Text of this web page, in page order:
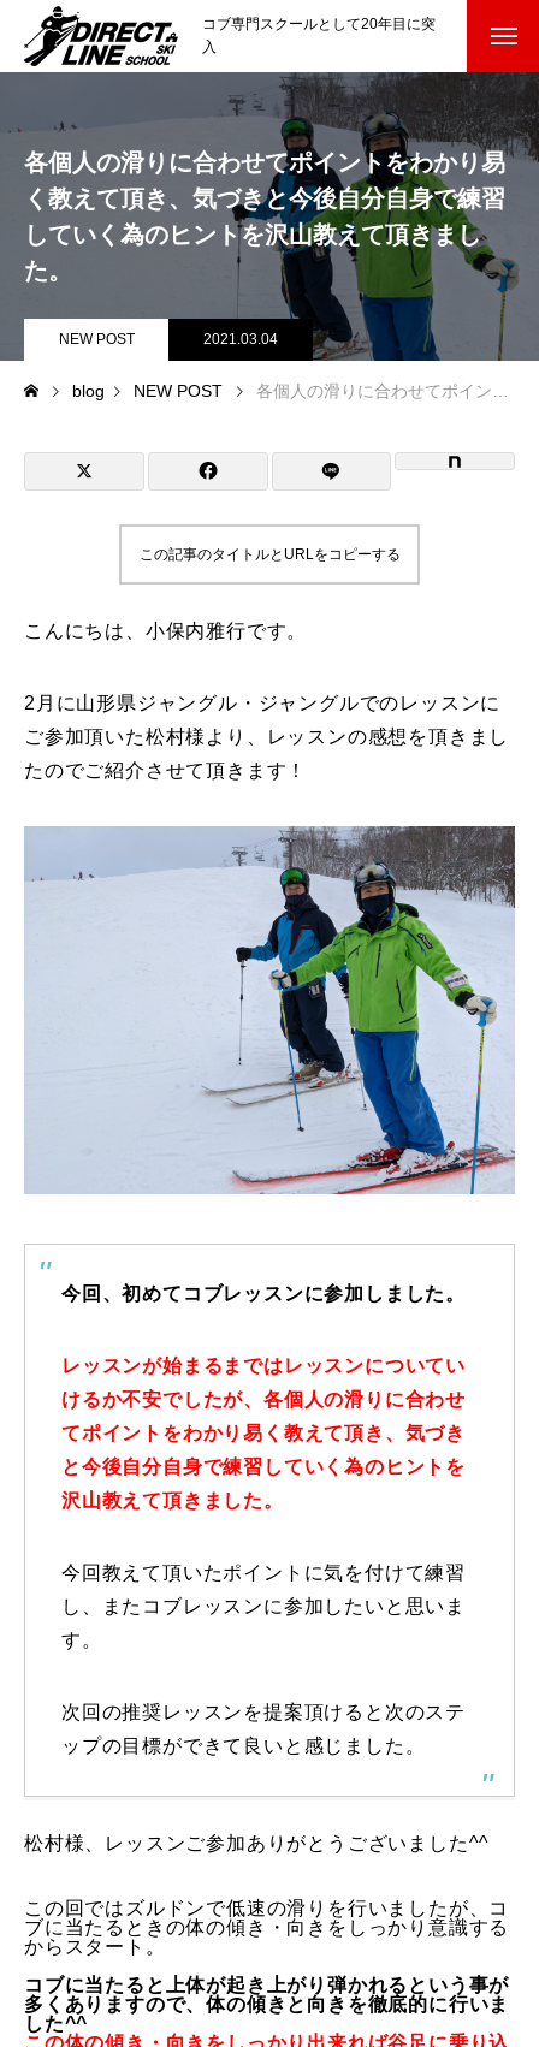
コブ専門スクールとして20年目に突
入
Directline Ski School
コンセプトと開催スキー場
参加までの流れ
レッスン料金
参加費のお支払い
各会場の集合場所
スキー場から選ぶ Ski Area
鷲ヶ岳＆高鷲スノーパーク
宮城山形
岩手高原
白馬五竜FA
レッスンテーマから選ぶ Lesson Theme
初級1
講師から選ぶ Instructor
インストラクター募集
インストラクター一覧
コブレッスン参加のお客様の声 Review
レッスンレポート Report
レッスン内容について
お申し込みについて
最新レッスン動画
レッスン動画一覧
コブ斜面の滑り方解説動画
Movie
無料プレゼント動画
各個人の滑りに合わせてポイントをわかり易
く教えて頂き、気づきと今後自分自身で練習
していく為のヒントを沢山教えて頂きまし
た。
NEW POST 2021.03.04
blog NEW POST 各個人の滑りに合わせてポイントをわかり易く教えて頂き、気づきと今後自分自身で練習していく為のヒントを沢山教えて頂きました。
この記事のタイトルとURLをコピーする
こんにちは、小保内雅行です。
2月に山形県ジャングル・ジャングルでのレッスンに
ご参加頂いた松村様より、レッスンの感想を頂きまし
たのでご紹介させて頂きます！
今回、初めてコブレッスンに参加しました。
レッスンが始まるまではレッスンについてい
けるか不安でしたが、各個人の滑りに合わせ
てポイントをわかり易く教えて頂き、気づき
と今後自分自身で練習していく為のヒントを
沢山教えて頂きました。
今回教えて頂いたポイントに気を付けて練習
し、またコブレッスンに参加したいと思いま
す。
次回の推奨レッスンを提案頂けると次のステ
ップの目標ができて良いと感じました。
松村様、レッスンご参加ありがとうございました^^
この回ではズルドンで低速の滑りを行いましたが、コ
ブに当たるときの体の傾き・向きをしっかり意識する
からスタート。
コブに当たると上体が起き上がり弾かれるという事が
多くありますので、体の傾きと向きを徹底的に行いま
した^^
この体の傾き・向きをしっかり出来れば谷足に乗り込